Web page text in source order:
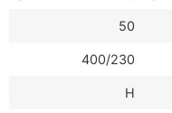
235
50
400/230
H